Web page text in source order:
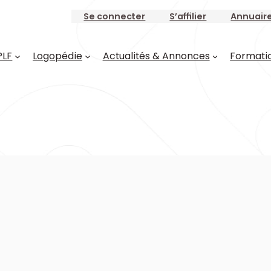
Se connecter S’affilier
Logopédie Actualités & Annonces